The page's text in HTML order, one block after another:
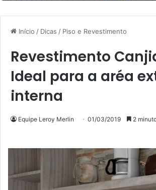
Início / Dicas / Piso e Revestimento
Revestimento
Ideal para a aréa
interna
Equipe Leroy Merlin 01/03/2019 2